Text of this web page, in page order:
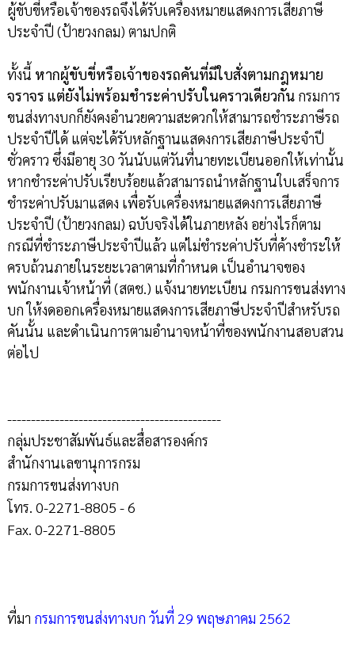
ผู้ขับขี่หรือเจ้าของรถจึงได้รับเครื่องหมายแสดงการเสียภาษี
ประจำปี (ป้ายวงกลม) ตามปกติ
ทั้งนี้ หากผู้ขับขี่หรือเจ้าของรถคันที่มีใบสั่งตามกฎหมาย
จราจร แต่ยังไม่พร้อมชำระค่าปรับในคราวเดียวกัน กรมการ
ขนส่งทางบกก็ยังคงอำนวยความสะดวกให้สามารถชำระภาษีรถ
ประจำปีได้ แต่จะได้รับหลักฐานแสดงการเสียภาษีประจำปี
ชั่วคราว ซึ่งมีอายุ 30 วันนับแต่วันที่นายทะเบียนออกให้เท่านั้น
หากชำระค่าปรับเรียบร้อยแล้วสามารถนำหลักฐานใบเสร็จการ
ชำระค่าปรับมาแสดง เพื่อรับเครื่องหมายแสดงการเสียภาษี
ประจำปี (ป้ายวงกลม) ฉบับจริงได้ในภายหลัง อย่างไรก็ตาม
กรณีที่ชำระภาษีประจำปีแล้ว แต่ไม่ชำระค่าปรับที่ค้างชำระให้
ครบถ้วนภายในระยะเวลาตามที่กำหนด เป็นอำนาจของ
พนักงานเจ้าหน้าที่ (สตช.) แจ้งนายทะเบียน กรมการขนส่งทาง
บก ให้งดออกเครื่องหมายแสดงการเสียภาษีประจำปีสำหรับรถ
คันนั้น และดำเนินการตามอำนาจหน้าที่ของพนักงานสอบสวน
ต่อไป
---------------------------------------------
กลุ่มประชาสัมพันธ์และสื่อสารองค์กร
สำนักงานเลขานุการกรม
กรมการขนส่งทางบก
โทร. 0-2271-8805 - 6
Fax. 0-2271-8805
ที่มา กรมการขนส่งทางบก วันที่ 29 พฤษภาคม 2562